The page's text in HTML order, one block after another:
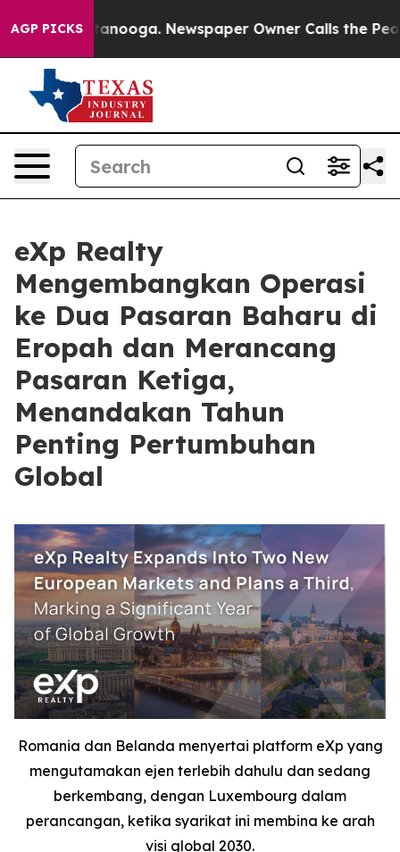
AGP PICKS
Chattanooga. Newspaper Owner Calls the People
eXp Realty
Mengembangkan Operasi
ke Dua Pasaran Baharu di
Eropah dan Merancang
Pasaran Ketiga,
Menandakan Tahun
Penting Pertumbuhan
Global
Romania dan Belanda menyertai platform eXp yang
mengutamakan ejen terlebih dahulu dan sedang
berkembang, dengan Luxembourg dalam
perancangan, ketika syarikat ini membina ke arah
visi global 2030.